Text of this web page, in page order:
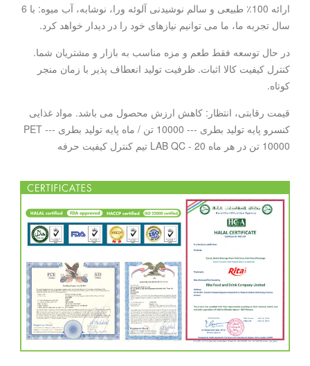
ارائه 100٪ طبیعی و سالم نوشیدنی آلوئه ورا، نوشابه، آب میوه: با 6
سال تجربه ما، ما می توانیم نیازهای خود را در دیدار خواهد کرد.
در حال توسعه فقط طعم و مزه مناسب به بازار و مشتریان شما.
کنترل کیفیت کالا اثبات. ظرفیت تولید انعطاف پذیر با زمان منجر
کوتاه.
قیمت رقابتی، انتظار: کاهش ارزش محصول می باشد. مواد غذایی
کنسرو پایه تولید بطری --- 10000 تن / ماه پایه تولید بطری PET ---
10000 تن در هر ماه LAB QC - 20 تیم کنترل کیفیت حرفه